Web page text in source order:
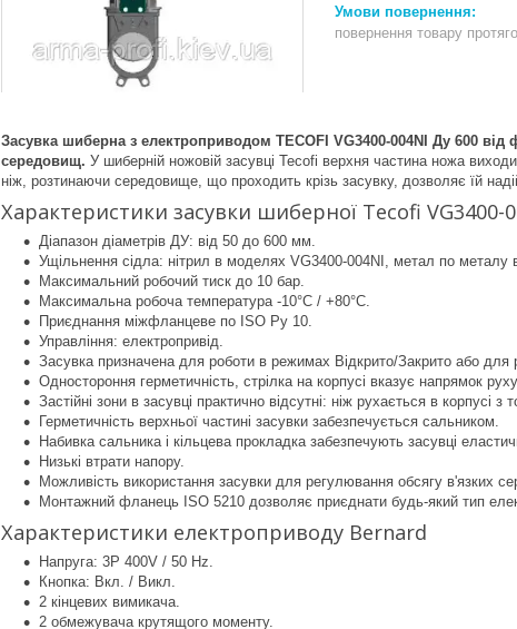
повернення товару
Засувка шиберна з електроприводом TECOFI VG3400-004NI Ду 600
середовищ. У шиберній ножовій засувці Tecofi верхня частина ножа
ніж, розтинаючи середовище, що проходить крізь засувку, дозволяє їй
Характеристики засувки шиберної Tecofi VG3400-
Діапазон діаметрів ДУ: від 50 до 600 мм.
Ущільнення сідла: нітрил в моделях VG3400-004NI, метал по металу
Максимальний робочий тиск до 10 бар.
Максимальна робоча температура -10°C / +80°C.
Приєднання міжфланцеве по ISO Ру 10.
Управління: електропривід.
Засувка призначена для роботи в режимах Відкрито/Закрито або для
Одностороння герметичність, стрілка на корпусі вказує напрямок
Застійні зони в засувці практично відсутні: ніж рухається в корпусі
Герметичність верхньої частині засувки забезпечується сальником.
Набивка сальника і кільцева прокладка забезпечують засувці
Низькі втрати напору.
Можливість використання засувки для регулювання обсягу в'язких
Монтажний фланець ISO 5210 дозволяє приєднати будь-який тип
Характеристики електроприводу Bernard
Напруга: 3P 400V / 50 Hz.
Кнопка: Вкл. / Викл.
2 кінцевих вимикача.
2 обмежувача крутящого моменту.